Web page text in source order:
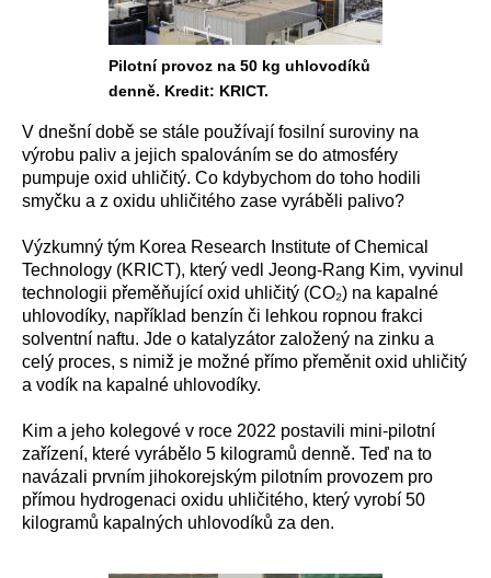
Pilotní provoz na 50 kg uhlovodíků
denně. Kredit: KRICT.
V dnešní době se stále používají fosilní suroviny na
výrobu paliv a jejich spalováním se do atmosféry
pumpuje oxid uhličitý. Co kdybychom do toho hodili
smyčku a z oxidu uhličitého zase vyráběli palivo?
Výzkumný tým Korea Research Institute of Chemical
Technology (KRICT), který vedl Jeong-Rang Kim, vyvinul
technologii přeměňující oxid uhličitý (CO₂) na kapalné
uhlovodíky, například benzín či lehkou ropnou frakci
solventní naftu. Jde o katalyzátor založený na zinku a
celý proces, s nimiž je možné přímo přeměnit oxid uhličitý
a vodík na kapalné uhlovodíky.
Kim a jeho kolegové v roce 2022 postavili mini-pilotní
zařízení, které vyrábělo 5 kilogramů denně. Teď na to
navázali prvním jihokorejským pilotním provozem pro
přímou hydrogenaci oxidu uhličitého, který vyrobí 50
kilogramů kapalných uhlovodíků za den.